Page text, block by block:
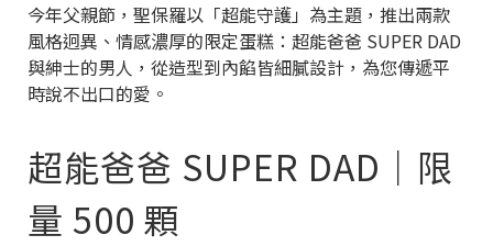
今年父親節，聖保羅以「超能守護」為主題，推出兩款
風格迥異、情感濃厚的限定蛋糕：超能爸爸 SUPER DAD
與紳士的男人，從造型到內餡皆細膩設計，為您傳遞平
時說不出口的愛。
超能爸爸 SUPER DAD｜限
量 500 顆